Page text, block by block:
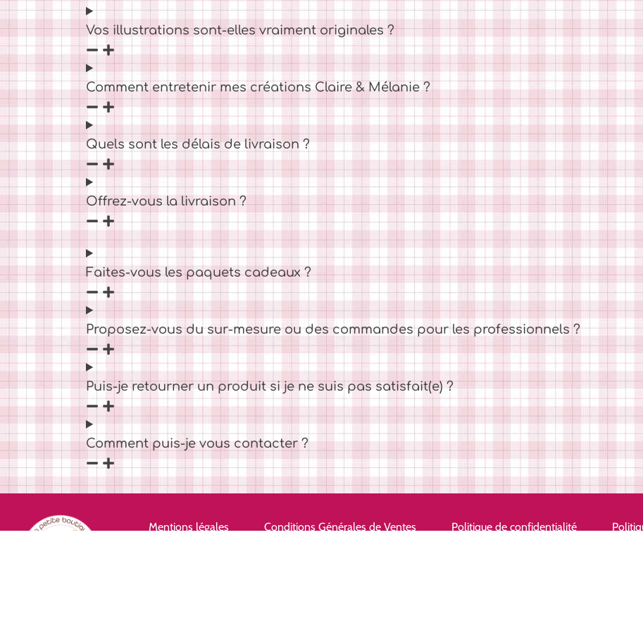
Vos illustrations sont-elles vraiment originales ?
Comment entretenir mes créations Claire & Mélanie ?
Quels sont les délais de livraison ?
Offrez-vous la livraison ?
Faites-vous les paquets cadeaux ?
Proposez-vous du sur-mesure ou des commandes pour les professionnels ?
Puis-je retourner un produit si je ne suis pas satisfait(e) ?
Comment puis-je vous contacter ?
Mentions légales Conditions Générales de Ventes Politique de confidentialité